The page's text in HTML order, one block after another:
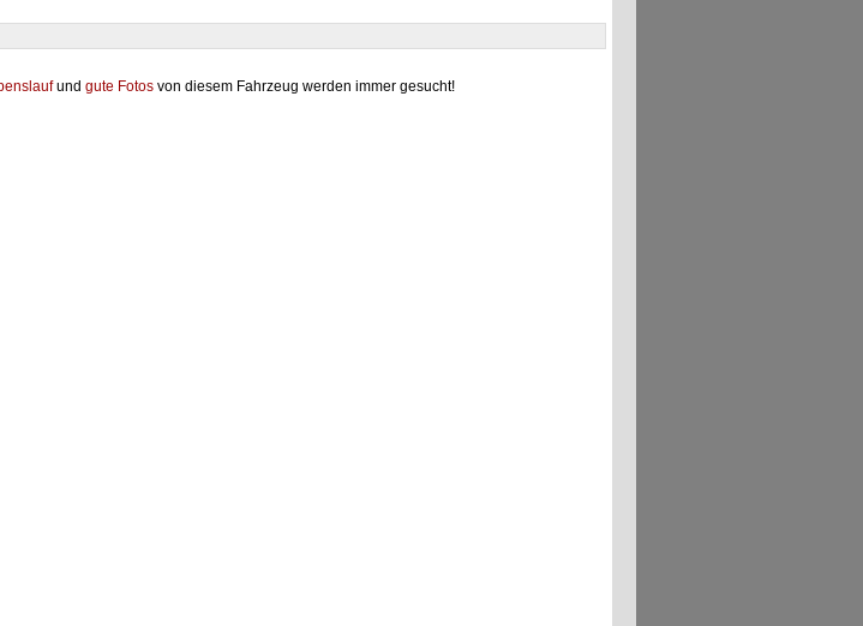
und gute Fotos von diesem Fahrzeug werden immer gesucht!